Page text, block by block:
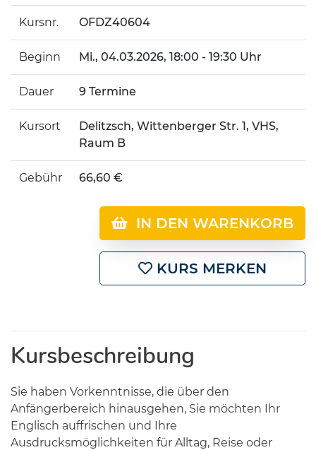
Kursnr. OFDZ40604
Beginn Mi., 04.03.2026, 18:00 - 19:30 Uhr
Dauer 9 Termine
Kursort
Delitzsch, Wittenberger Str. 1, VHS,
Raum B
Gebühr 66,60 €
IN DEN WARENKORB
KURS MERKEN
Kursbeschreibung
Sie haben Vorkenntnisse, die über den
Anfängerbereich hinausgehen, Sie möchten Ihr
Englisch auffrischen und Ihre
Ausdrucksmöglichkeiten für Alltag, Reise oder